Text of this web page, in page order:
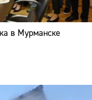
в Мурманске